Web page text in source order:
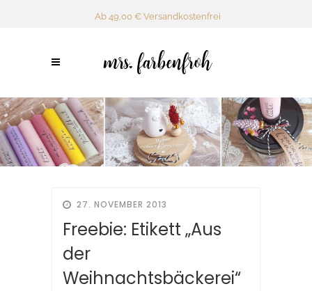
Ab 49,00 € Versandkostenfrei
27. NOVEMBER 2013
Freebie: Etikett „Aus
der
Weihnachtsbäckerei“